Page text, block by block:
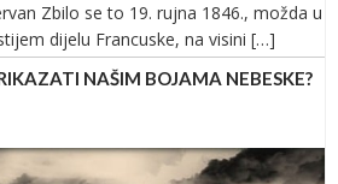
Zbilo se to 19. rujna 1846., možda u
dijelu Francuske, na visini […]
NAŠIM BOJAMA NEBESKE?